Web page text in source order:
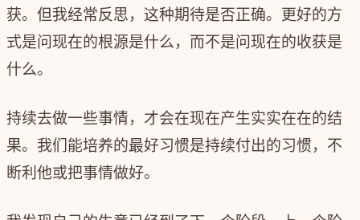
获。但我经常反思，这种期待是否正确。更好的方
式是问现在的根源是什么，而不是问现在的收获是
什么。
持续去做一些事情，才会在现在产生实实在在的结
果。 我们能培养的最好习惯是持续付出的习惯，不
断利他或把事情做好。